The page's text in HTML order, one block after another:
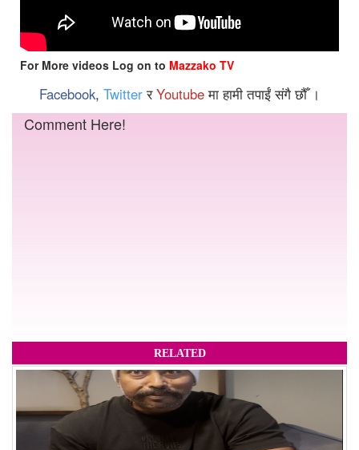
For More videos Log on to Mazzako TV
Facebook, TwitterरYoutubeमा हामी तपाईं संगै छौँ ।
Comment Here!
RELATED